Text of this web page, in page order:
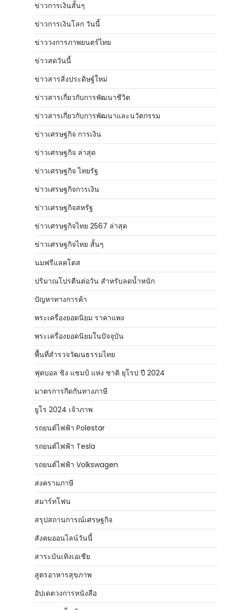
ข่าวการเงินสั้นๆ
ข่าวการเงินโลก วันนี้
ข่าววงการภาพยนตร์ไทย
ข่าวสดวันนี้
ข่าวสารสิ่งประดิษฐ์ใหม่
ข่าวสารเกี่ยวกับการพัฒนาชีวิต
ข่าวสารเกี่ยวกับการพัฒนาและนวัตกรรม
ข่าวเศรษฐกิจ การเงิน
ข่าวเศรษฐกิจ ล่าสุด
ข่าวเศรษฐกิจ ไทยรัฐ
ข่าวเศรษฐกิจการเงิน
ข่าวเศรษฐกิจสหรัฐ
ข่าวเศรษฐกิจไทย 2567 ล่าสุด
ข่าวเศรษฐกิจไทย สั้นๆ
นมฟรีแลคโตส
ปริมาณโปรตีนต่อวัน สำหรับลดน้ำหนัก
ปัญหาทางการค้า
พระเครื่องยอดนิยม ราคาแพง
พระเครื่องยอดนิยมในปัจจุบัน
พื้นที่สำรวจวัฒนธรรมไทย
ฟุตบอล ชิง แชมป์ แห่ง ชาติ ยุโรป ปี 2024
มาตรการกีดกันทางภาษี
ยูโร 2024 เจ้าภาพ
รถยนต์ไฟฟ้า Polestar
รถยนต์ไฟฟ้า Tesla
รถยนต์ไฟฟ้า Volkswagen
สงครามภาษี
สมาร์ทโฟน
สรุปสถานการณ์เศรษฐกิจ
สังคมออนไลน์วันนี้
สาระบันเทิงเอเชีย
สูตรอาหารสุขภาพ
อัปเดตวงการหนังสือ